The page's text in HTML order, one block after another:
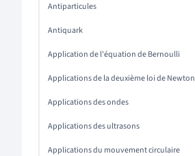
Antiparticules
Antiquark
Application de l'équation de Bernoulli
Applications de la deuxième loi de Newton
Applications des ondes
Applications des ultrasons
Applications du mouvement circulaire